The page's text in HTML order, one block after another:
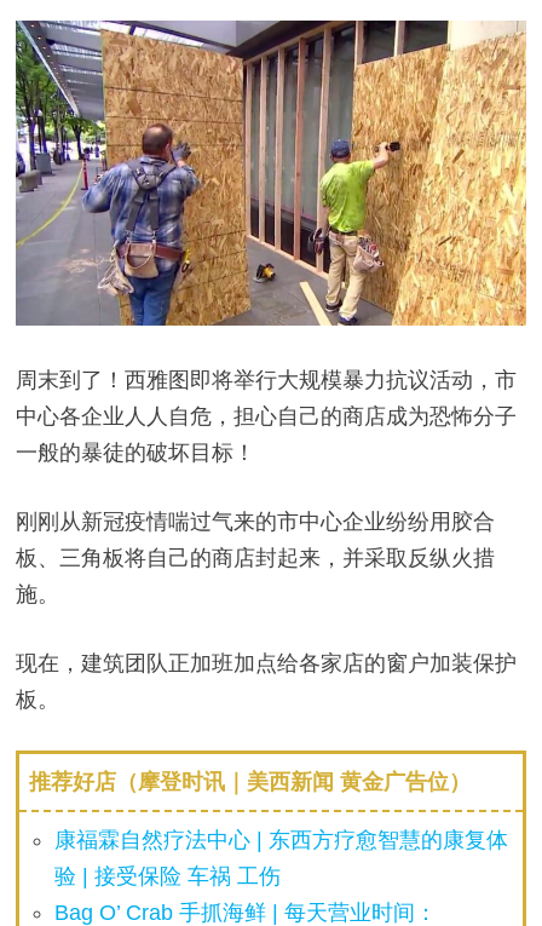
周末到了！西雅图即将举行大规模暴力抗议活动，市
中心各企业人人自危，担心自己的商店成为恐怖分子
一般的暴徒的破坏目标！
刚刚从新冠疫情喘过气来的市中心企业纷纷用胶合
板、三角板将自己的商店封起来，并采取反纵火措
施。
现在，建筑团队正加班加点给各家店的窗户加装保护
板。
推荐好店（摩登时讯｜美西新闻 黄金广告位）
康福霖自然疗法中心 | 东西方疗愈智慧的康复体
验 | 接受保险 车祸 工伤
Bag O’ Crab 手抓海鲜 | 每天营业时间：